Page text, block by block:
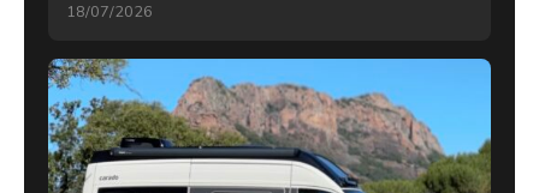
18/07/2026